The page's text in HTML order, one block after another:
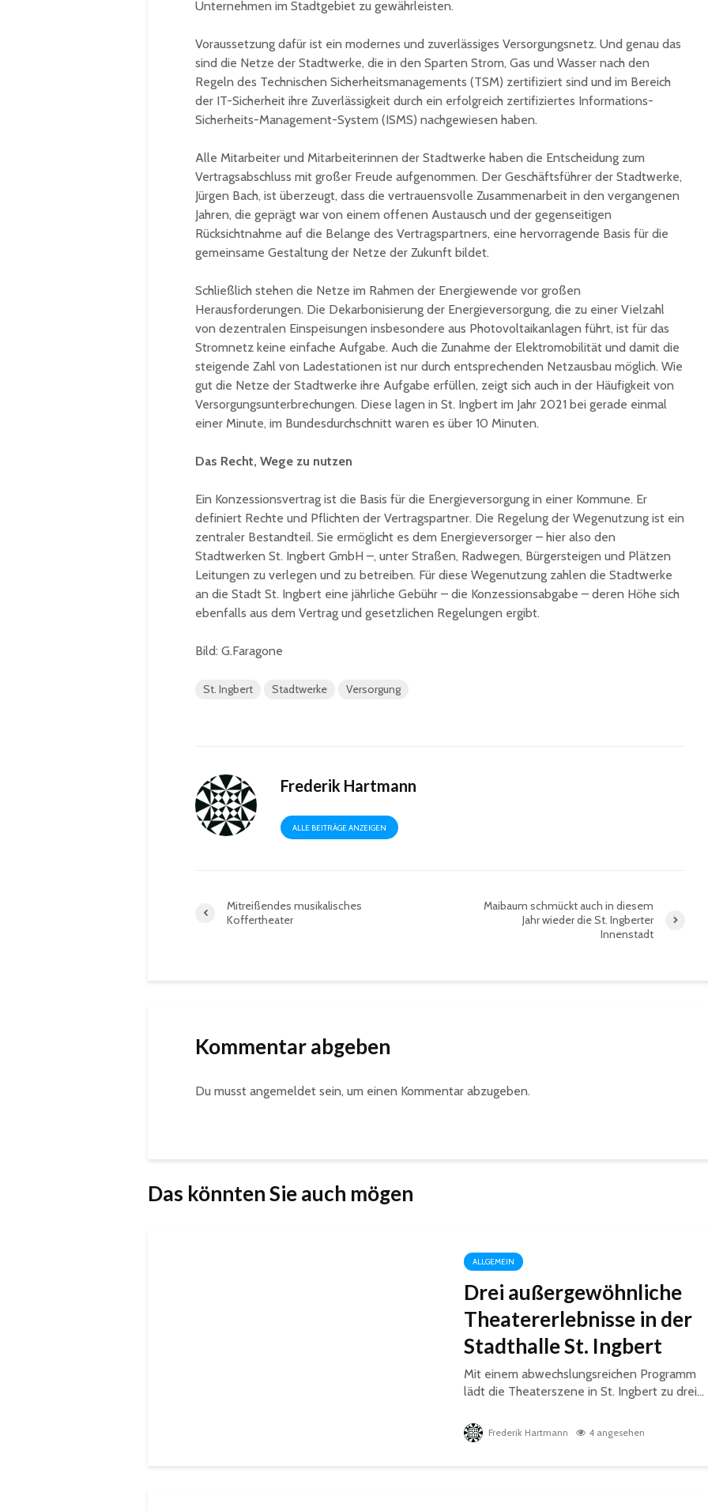
Unternehmen im Stadtgebiet zu gewährleisten.
Voraussetzung dafür ist ein modernes und zuverlässiges Versorgungsnetz. Und genau das
sind die Netze der Stadtwerke, die in den Sparten Strom, Gas und Wasser nach den
Regeln des Technischen Sicherheitsmanagements (TSM) zertifiziert sind und im Bereich
der IT-Sicherheit ihre Zuverlässigkeit durch ein erfolgreich zertifiziertes Informations-
Sicherheits-Management-System (ISMS) nachgewiesen haben.
Alle Mitarbeiter und Mitarbeiterinnen der Stadtwerke haben die Entscheidung zum
Vertragsabschluss mit großer Freude aufgenommen. Der Geschäftsführer der Stadtwerke,
Jürgen Bach, ist überzeugt, dass die vertrauensvolle Zusammenarbeit in den vergangenen
Jahren, die geprägt war von einem offenen Austausch und der gegenseitigen
Rücksichtnahme auf die Belange des Vertragspartners, eine hervorragende Basis für die
gemeinsame Gestaltung der Netze der Zukunft bildet.
Schließlich stehen die Netze im Rahmen der Energiewende vor großen
Herausforderungen. Die Dekarbonisierung der Energieversorgung, die zu einer Vielzahl
von dezentralen Einspeisungen insbesondere aus Photovoltaikanlagen führt, ist für das
Stromnetz keine einfache Aufgabe. Auch die Zunahme der Elektromobilität und damit die
steigende Zahl von Ladestationen ist nur durch entsprechenden Netzausbau möglich. Wie
gut die Netze der Stadtwerke ihre Aufgabe erfüllen, zeigt sich auch in der Häufigkeit von
Versorgungsunterbrechungen. Diese lagen in St. Ingbert im Jahr 2021 bei gerade einmal
einer Minute, im Bundesdurchschnitt waren es über 10 Minuten.
Das Recht, Wege zu nutzen
Ein Konzessionsvertrag ist die Basis für die Energieversorgung in einer Kommune. Er
definiert Rechte und Pflichten der Vertragspartner. Die Regelung der Wegenutzung ist ein
zentraler Bestandteil. Sie ermöglicht es dem Energieversorger – hier also den
Stadtwerken St. Ingbert GmbH –, unter Straßen, Radwegen, Bürgersteigen und Plätzen
Leitungen zu verlegen und zu betreiben. Für diese Wegenutzung zahlen die Stadtwerke
an die Stadt St. Ingbert eine jährliche Gebühr – die Konzessionsabgabe – deren Höhe sich
ebenfalls aus dem Vertrag und gesetzlichen Regelungen ergibt.
Bild: G.Faragone
St. Ingbert Stadtwerke Versorgung
Frederik Hartmann
ALLE BEITRÄGE ANZEIGEN
Mitreißendes musikalisches
Koffertheater
Maibaum schmückt auch in diesem
Jahr wieder die St. Ingberter
Innenstadt
Kommentar abgeben
Du musst angemeldet sein, um einen Kommentar abzugeben.
Das könnten Sie auch mögen
ALLGEMEIN
Drei außergewöhnliche
Theatererlebnisse in der
Stadthalle St. Ingbert
Mit einem abwechslungsreichen Programm
lädt die Theaterszene in St. Ingbert zu drei...
Frederik Hartmann 4 angesehen